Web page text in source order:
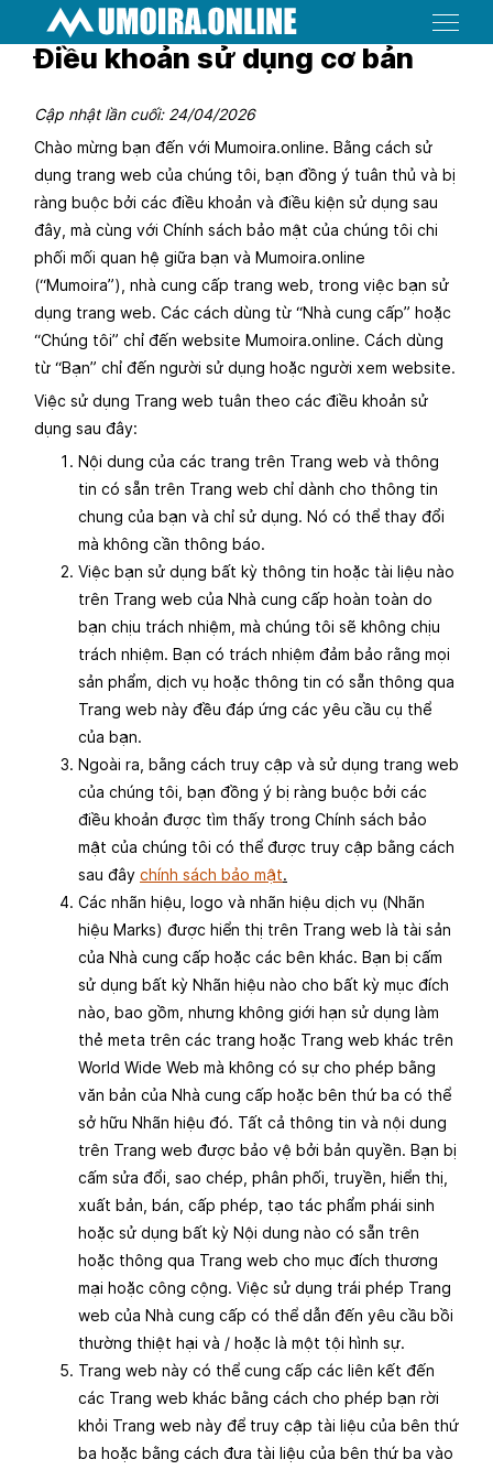
Menu
Điều khoản sử dụng cơ bản
Cập nhật lần cuối: 24/04/2026
Chào mừng bạn đến với Mumoira.online. Bằng cách sử
dụng trang web của chúng tôi, bạn đồng ý tuân thủ và bị
ràng buộc bởi các điều khoản và điều kiện sử dụng sau
đây, mà cùng với Chính sách bảo mật của chúng tôi chi
phối mối quan hệ giữa bạn và Mumoira.online
(“Mumoira”), nhà cung cấp trang web, trong việc bạn sử
dụng trang web. Các cách dùng từ “Nhà cung cấp” hoặc
“Chúng tôi” chỉ đến website Mumoira.online. Cách dùng
từ “Bạn” chỉ đến người sử dụng hoặc người xem website.
Việc sử dụng Trang web tuân theo các điều khoản sử
dụng sau đây:
Nội dung của các trang trên Trang web và thông
tin có sẵn trên Trang web chỉ dành cho thông tin
chung của bạn và chỉ sử dụng. Nó có thể thay đổi
mà không cần thông báo.
Việc bạn sử dụng bất kỳ thông tin hoặc tài liệu nào
trên Trang web của Nhà cung cấp hoàn toàn do
bạn chịu trách nhiệm, mà chúng tôi sẽ không chịu
trách nhiệm. Bạn có trách nhiệm đảm bảo rằng mọi
sản phẩm, dịch vụ hoặc thông tin có sẵn thông qua
Trang web này đều đáp ứng các yêu cầu cụ thể
của bạn.
Ngoài ra, bằng cách truy cập và sử dụng trang web
của chúng tôi, bạn đồng ý bị ràng buộc bởi các
điều khoản được tìm thấy trong Chính sách bảo
mật của chúng tôi có thể được truy cập bằng cách
sau đây chính sách bảo mật.
Các nhãn hiệu, logo và nhãn hiệu dịch vụ (Nhãn
hiệu Marks) được hiển thị trên Trang web là tài sản
của Nhà cung cấp hoặc các bên khác. Bạn bị cấm
sử dụng bất kỳ Nhãn hiệu nào cho bất kỳ mục đích
nào, bao gồm, nhưng không giới hạn sử dụng làm
thẻ meta trên các trang hoặc Trang web khác trên
World Wide Web mà không có sự cho phép bằng
văn bản của Nhà cung cấp hoặc bên thứ ba có thể
sở hữu Nhãn hiệu đó. Tất cả thông tin và nội dung
trên Trang web được bảo vệ bởi bản quyền. Bạn bị
cấm sửa đổi, sao chép, phân phối, truyền, hiển thị,
xuất bản, bán, cấp phép, tạo tác phẩm phái sinh
hoặc sử dụng bất kỳ Nội dung nào có sẵn trên
hoặc thông qua Trang web cho mục đích thương
mại hoặc công cộng. Việc sử dụng trái phép Trang
web của Nhà cung cấp có thể dẫn đến yêu cầu bồi
thường thiệt hại và / hoặc là một tội hình sự.
Trang web này có thể cung cấp các liên kết đến
các Trang web khác bằng cách cho phép bạn rời
khỏi Trang web này để truy cập tài liệu của bên thứ
ba hoặc bằng cách đưa tài liệu của bên thứ ba vào